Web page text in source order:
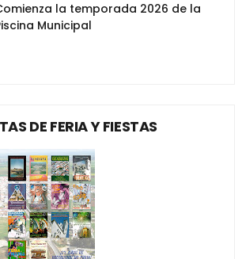
la temporada 2026 de la
Municipal
DE FERIA Y FIESTAS